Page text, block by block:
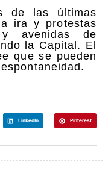
de las últimas
ira y protestas
avenidas de
la Capital. El
que se pueden
LinkedIn Pinterest